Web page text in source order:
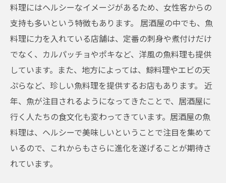
料理にはヘルシーなイメージがあるため、女性客からの
支持も多いという特徴もあります。 居酒屋の中でも、魚
料理に力を入れている店舗は、定番の刺身や煮付けだけ
でなく、カルパッチョやポキなど、洋風の魚料理も提供
しています。また、地方によっては、鯨料理やエビの天
ぷらなど、珍しい魚料理を提供するお店もあります。 近
年、魚が注目されるようになってきたことで、居酒屋に
行く人たちの食文化も変わってきています。居酒屋の魚
料理は、ヘルシーで美味しいということで注目を集めて
いるので、これからもさらに進化を遂げることが期待さ
れています。